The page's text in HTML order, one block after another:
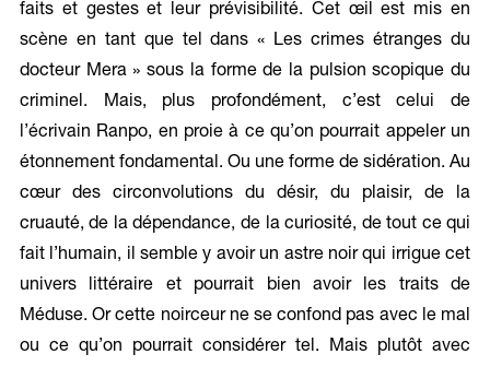
faits et gestes et leur prévisibilité. Cet œil est mis en
scène en tant que tel dans « Les crimes étranges du
docteur Mera » sous la forme de la pulsion scopique du
criminel. Mais, plus profondément, c’est celui de
l’écrivain Ranpo, en proie à ce qu’on pourrait appeler un
étonnement fondamental. Ou une forme de sidération. Au
cœur des circonvolutions du désir, du plaisir, de la
cruauté, de la dépendance, de la curiosité, de tout ce qui
fait l’humain, il semble y avoir un astre noir qui irrigue cet
univers littéraire et pourrait bien avoir les traits de
Méduse. Or cette noirceur ne se confond pas avec le mal
ou ce qu’on pourrait considérer tel. Mais plutôt avec